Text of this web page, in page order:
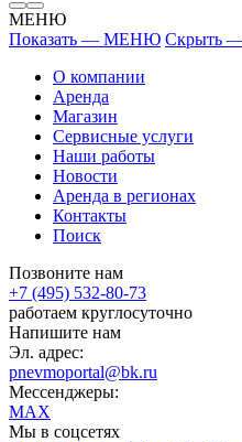
МЕНЮ
Показать — МЕНЮ Скрыть
О компании
Аренда
Магазин
Сервисные услуги
Наши работы
Новости
Аренда в регионах
Контакты
Поиск
Позвоните нам
+7 (495) 532-80-73
работаем круглосуточно
Напишите нам
Эл. адрес:
pnevmoportal@bk.ru
Мессенджеры:
MAX
Мы в соцсетях